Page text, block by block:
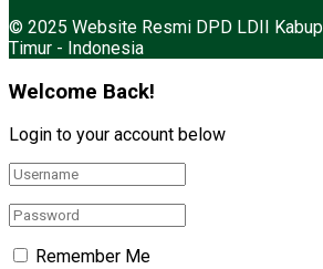
© 2025 Website Resmi DPD LDII
Timur - Indonesia
Welcome Back!
Login to your account below
Remember Me